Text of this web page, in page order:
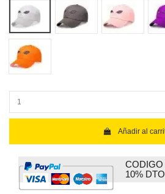
white gray Pink
Orange
Añadir al
CODIGO
10%